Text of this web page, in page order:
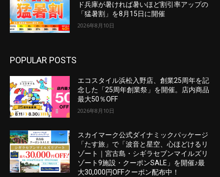
ド兵庫が暑ければ暑いほど割引率アップの
「猛暑割」を8月15日に開催
2026年8月10日
POPULAR POSTS
エコスタイル浜松入野店、創業25周年を記
念した「25周年創業祭」を開催。店内商品
最大50％OFF
2026年8月10日
スカイマーク公式ダイナミックパッケージ
「たす旅」で「波音と星空、心ほどけるリ
ゾート｜宮古島・シギラセブンマイルズリ
ゾート9施設・クーポンSALE」を開催♪最
大30,000円OFFクーポン配布中！